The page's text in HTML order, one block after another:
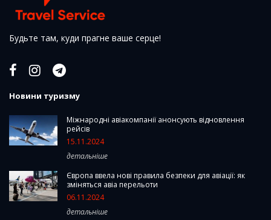
Будьте там, куди прагне ваше серце!
Новини туризму
Міжнародні авіакомпанії анонсують відновлення
рейсів
15.11.2024
детальніше
Європа ввела нові правила безпеки для авіації: як
зміняться авіа перельоти
06.11.2024
детальніше